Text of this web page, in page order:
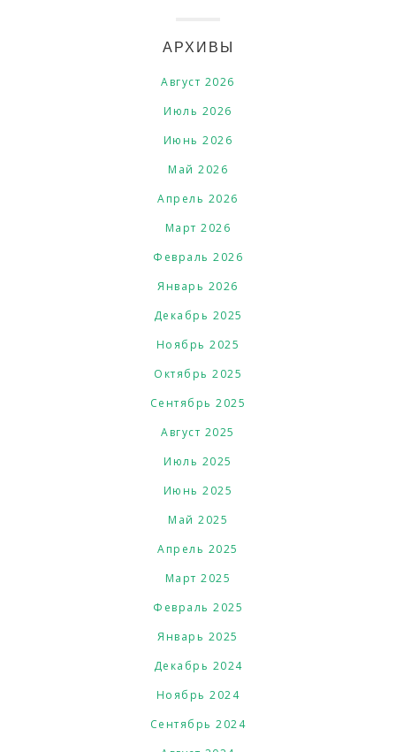
АРХИВЫ
Август 2026
Июль 2026
Июнь 2026
Май 2026
Апрель 2026
Март 2026
Февраль 2026
Январь 2026
Декабрь 2025
Ноябрь 2025
Октябрь 2025
Сентябрь 2025
Август 2025
Июль 2025
Июнь 2025
Май 2025
Апрель 2025
Март 2025
Февраль 2025
Январь 2025
Декабрь 2024
Ноябрь 2024
Сентябрь 2024